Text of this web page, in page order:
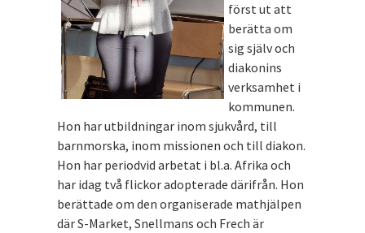
först ut att
berätta om
sig själv och
diakonins
verksamhet i
kommunen.
Hon har utbildningar inom sjukvård, till
barnmorska, inom missionen och till diakon.
Hon har periodvid arbetat i bl.a. Afrika och
har idag två flickor adopterade därifrån. Hon
berättade om den organiserade mathjälpen
där S-Market, Snellmans och Frech är